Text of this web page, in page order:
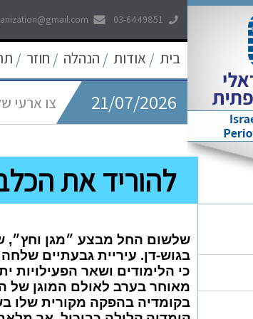
03-6449851
בית / אודות / הנהלה / חוזר /
21/07/2026 לאפשר
21/07/2026 צו ארעי
החדש 05/07/2026 עוד קו
09/05/2026 שאגתלהוריד את
שלשום החל מבצע ״מגן וחץ״,
בגוש-דן. עיריית גבעתיים
כי הלימודים ושאר הפעילויות
מאוחר בערב לאולם המוגן של
בקומדיה בהפקה מקורית שלו